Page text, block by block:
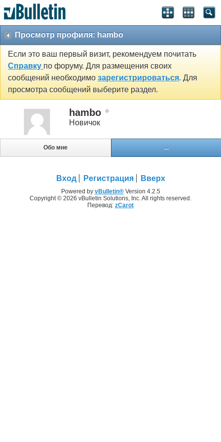
Просмотр профиля: hambo
Если это ваш первый визит, рекомендуем почитать
Справку по форуму. Для размещения своих
сообщений необходимо зарегистрироваться. Для
просмотра сообщений выберите раздел.
hambo
Новичок
Обо мне ...
Вход Регистрация Вверх
Powered by vBulletin®Version 4.2.5
Copyright © 2026 vBulletin Solutions, Inc. All rights reserved.
Перевод: zCarot